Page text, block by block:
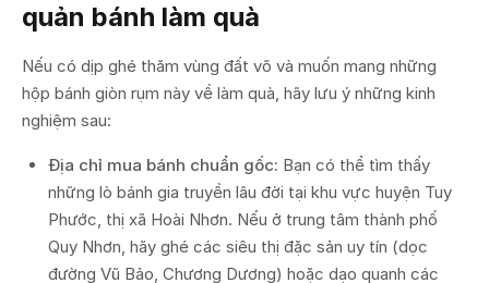
quản bánh làm quà
Nếu có dịp ghé thăm vùng đất võ và muốn mang những
hộp bánh giòn rụm này về làm quà, hãy lưu ý những kinh
nghiệm sau:
Địa chỉ mua bánh chuẩn gốc: Bạn có thể tìm thấy
những lò bánh gia truyền lâu đời tại khu vực huyện Tuy
Phước, thị xã Hoài Nhơn. Nếu ở trung tâm thành phố
Quy Nhơn, hãy ghé các siêu thị đặc sản uy tín (dọc
đường Vũ Bảo, Chương Dương) hoặc dạo quanh các